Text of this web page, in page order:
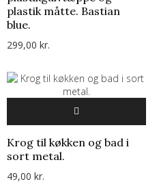
plastik måtte. Bastian
blue.
299,00 kr.
Krog til køkken og bad i
sort metal.
49,00 kr.